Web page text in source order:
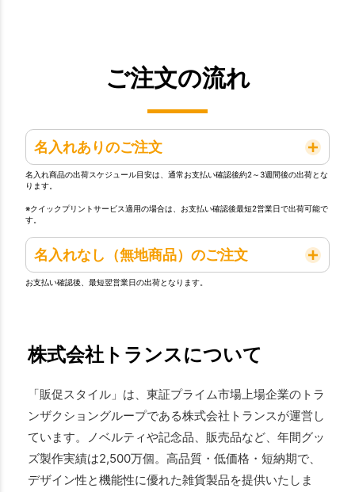
ご注文の流れ
名入れありのご注文
名入れ商品の出荷スケジュール目安は、通常お支払い確認後約2～3週間後の出荷とな
ります。
※クイックプリントサービス適用の場合は、お支払い確認後最短2営業日で出荷可能で
す。
名入れなし（無地商品）のご注文
お支払い確認後、最短翌営業日の出荷となります。
株式会社トランスについて
「販促スタイル」は、東証プライム市場上場企業のトラ
ンザクショングループである株式会社トランスが運営し
ています。ノベルティや記念品、販売品など、年間グッ
ズ製作実績は2,500万個。高品質・低価格・短納期で、
デザイン性と機能性に優れた雑貨製品を提供いたしま